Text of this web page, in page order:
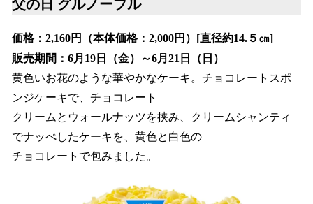
父の日 グルノーブル
価格：2,160円（本体価格：2,000円）[直径約14.５㎝]
販売期間：6月19日（金）～6月21日（日）
黄色いお花のような華やかなケーキ。チョコレートスポ
ンジケーキで、チョコレート
クリームとウォールナッツを挟み、クリームシャンティ
でナッぺしたケーキを、黄色と白色の
チョコレートで包みました。